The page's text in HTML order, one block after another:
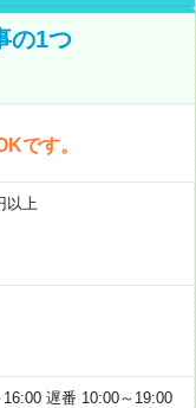
の1つ
です。
以上
遅番 10:00～19:00